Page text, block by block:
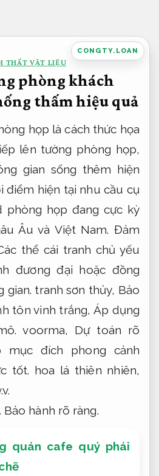
CONGTY.LOAN
THẤT VẬT LIỆU
phòng khách
thấm hiệu quả
họp là cách thức họa
lên tường phòng họp,
gian sống thêm hiện
điểm hiện tại nhu cầu cụ
phòng họp đang cực kỳ
Âu và Việt Nam. Đảm
thể cái tranh chủ yếu
đương đại hoặc đồng
gian. tranh sơn thủy, Bảo
tôn vinh trắng, Áp dụng
voorma, Dự toán rõ
mục đích phong cảnh
tốt. hoa lá thiên nhiên,
Bảo hành rõ ràng.
quán cafe quý phái